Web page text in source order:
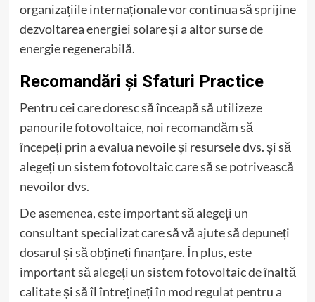
organizațiile internaționale vor continua să sprijine
dezvoltarea energiei solare și a altor surse de
energie regenerabilă.
Recomandări și Sfaturi Practice
Pentru cei care doresc să înceapă să utilizeze
panourile fotovoltaice, noi recomandăm să
începeți prin a evalua nevoile și resursele dvs. și să
alegeți un sistem fotovoltaic care să se potrivească
nevoilor dvs.
De asemenea, este important să alegeți un
consultant specializat care să vă ajute să depuneți
dosarul și să obțineți finanțare. În plus, este
important să alegeți un sistem fotovoltaic de înaltă
calitate și să îl întrețineți în mod regulat pentru a